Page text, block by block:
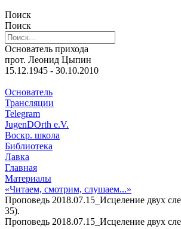
Поиск
Поиск
Основатель прихода
прот. Леонид Цыпин
15.12.1945 - 30.10.2010
Основатель
Трансляции
Telegram
JugenDOrth e.V.
Воскр. школа
Библиотека
Лавка
Главная
Материалы
«Читаем, смотрим, слушаем...»
Проповедь 2018.07.15_Исцеление двух
35).
Проповедь 2018.07.15_Исцеление двух